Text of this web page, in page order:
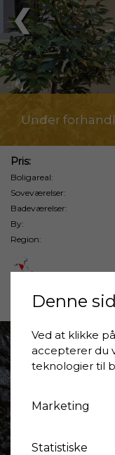
❮
Under
Pris:
Boligareal:
Soveværelser:
Badeværelser:
By:
Region:
❮
Denne
Ved at klikke
accepterer du
teknologier til
Marketing
Statistiske